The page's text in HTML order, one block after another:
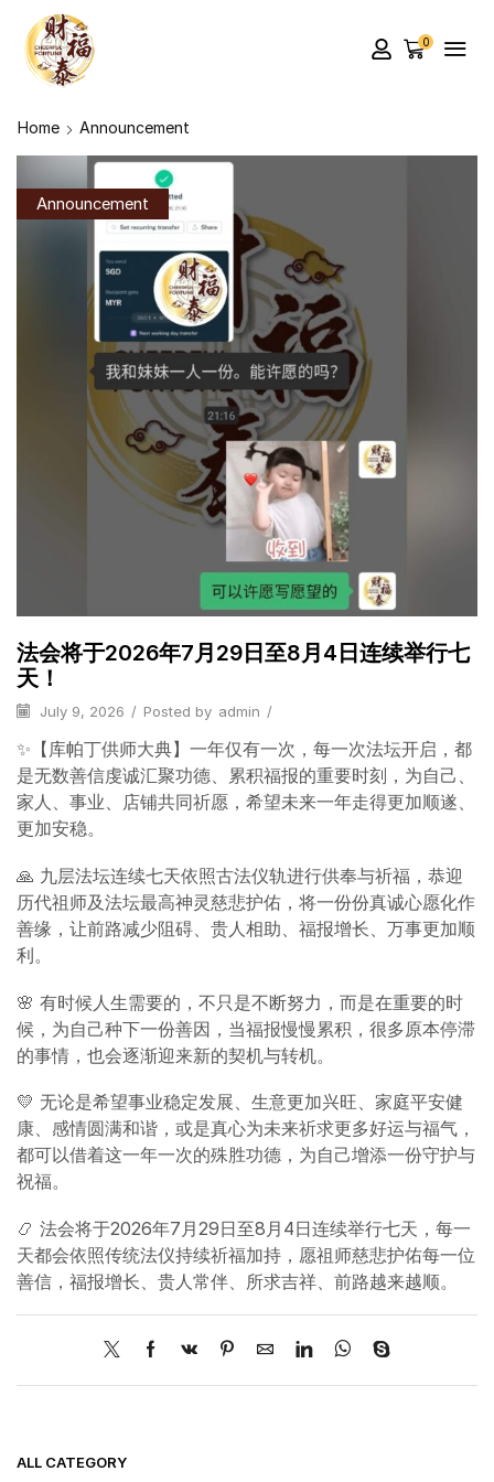
0
Home Announcement
Announcement
法会将于2026年7月29日至8月4日连续举行七
天！
July 9, 2026 / Posted by admin /
✨【库帕丁供师大典】一年仅有一次，每一次法坛开启，都
是无数善信虔诚汇聚功德、累积福报的重要时刻，为自己、
家人、事业、店铺共同祈愿，希望未来一年走得更加顺遂、
更加安稳。
🙏 九层法坛连续七天依照古法仪轨进行供奉与祈福，恭迎
历代祖师及法坛最高神灵慈悲护佑，将一份份真诚心愿化作
善缘，让前路减少阻碍、贵人相助、福报增长、万事更加顺
利。
🌸 有时候人生需要的，不只是不断努力，而是在重要的时
候，为自己种下一份善因，当福报慢慢累积，很多原本停滞
的事情，也会逐渐迎来新的契机与转机。
💛 无论是希望事业稳定发展、生意更加兴旺、家庭平安健
康、感情圆满和谐，或是真心为未来祈求更多好运与福气，
都可以借着这一年一次的殊胜功德，为自己增添一份守护与
祝福。
📿 法会将于2026年7月29日至8月4日连续举行七天，每一
天都会依照传统法仪持续祈福加持，愿祖师慈悲护佑每一位
善信，福报增长、贵人常伴、所求吉祥、前路越来越顺。
ALL CATEGORY